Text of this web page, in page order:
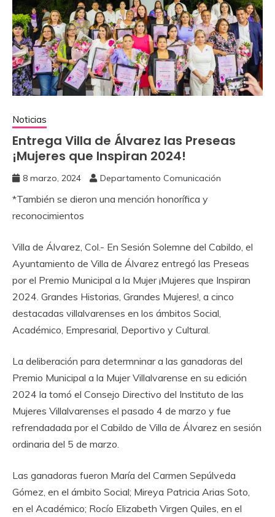
Noticias
Entrega Villa de Álvarez las Preseas
¡Mujeres que Inspiran 2024!
8 marzo, 2024 Departamento Comunicación
*También se dieron una mención honorífica y
reconocimientos
Villa de Álvarez, Col.- En Sesión Solemne del Cabildo, el
Ayuntamiento de Villa de Álvarez entregó las Preseas
por el Premio Municipal a la Mujer ¡Mujeres que Inspiran
2024. Grandes Historias, Grandes Mujeres!, a cinco
destacadas villalvarenses en los ámbitos Social,
Académico, Empresarial, Deportivo y Cultural.
La deliberación para determninar a las ganadoras del
Premio Municipal a la Mujer Villalvarense en su edición
2024 la tomó el Consejo Directivo del Instituto de las
Mujeres Villalvarenses el pasado 4 de marzo y fue
refrendadada por el Cabildo de Villa de Álvarez en sesión
ordinaria del 5 de marzo.
Las ganadoras fueron María del Carmen Sepúlveda
Gómez, en el ámbito Social; Mireya Patricia Arias Soto,
en el Académico; Rocío Elizabeth Virgen Quiles, en el